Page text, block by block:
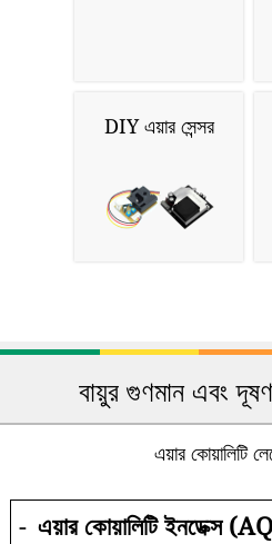
DIY এয়ার সেন্সর
বায়ুর গুণমান এবং
এয়ার কোয়ালিটি
- এয়ার কোয়ালিটি ইনডেক্স